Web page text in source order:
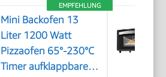
EMPFEHLUNG
Mini Backofen 13
Liter 1200 Watt
Pizzaofen 65°-230°C
Timer aufklappbares